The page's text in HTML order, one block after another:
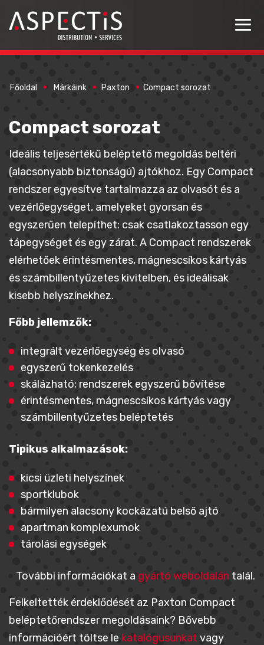
Főoldal Márkáink Paxton Compact sorozat
Compact sorozat
Ideális teljesértékű beléptető megoldás beltéri
(alacsonyabb biztonságú) ajtókhoz. Egy Compact
rendszer egyesítve tartalmazza az olvasót és a
vezérlőegységet, amelyeket gyorsan és
egyszerűen telepíthet: csak csatlakoztasson egy
tápegységet és egy zárat. A Compact rendszerek
elérhetőek érintésmentes, mágnescsíkos kártyás
és számbillentyűzetes kivitelben, és ideálisak
kisebb helyszínekhez.
Főbb jellemzők:
integrált vezérlőegység és olvasó
egyszerű tokenkezelés
skálázható; rendszerek egyszerű bővítése
érintésmentes, mágnescsíkos kártyás vagy
számbillentyűzetes beléptetés
Tipikus alkalmazások:
kicsi üzleti helyszínek
sportklubok
bármilyen alacsony kockázatú belső ajtó
apartman komplexumok
tárolási egységek
További információkat a gyártó weboldalán talál.
Felkeltették érdeklődését az Paxton Compact
beléptetőrendszer megoldásaink? Bővebb
információért töltse le katalógusunkat vagy